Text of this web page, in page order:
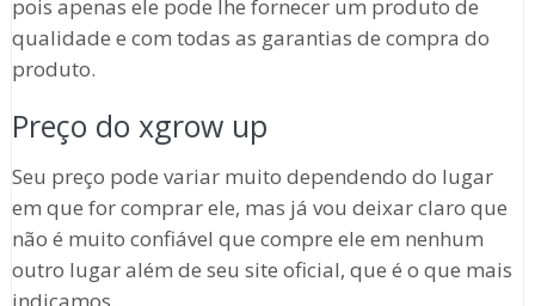
pois apenas ele pode lhe fornecer um produto de
qualidade e com todas as garantias de compra do
produto.
Preço do xgrow up
Seu preço pode variar muito dependendo do lugar
em que for comprar ele, mas já vou deixar claro que
não é muito confiável que compre ele em nenhum
outro lugar além de seu site oficial, que é o que mais